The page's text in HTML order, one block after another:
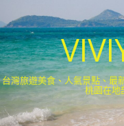
台灣旅遊美食、人氣景點、最
桃園在地